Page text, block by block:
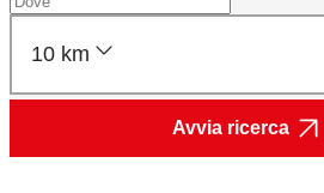
10 km
Avvia ricerca